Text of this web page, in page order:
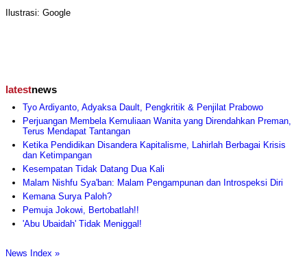
Ilustrasi: Google
latestnews
Tyo Ardiyanto, Adyaksa Dault, Pengkritik & Penjilat Prabowo
Perjuangan Membela Kemuliaan Wanita yang Direndahkan Preman,
Terus Mendapat Tantangan
Ketika Pendidikan Disandera Kapitalisme, Lahirlah Berbagai Krisis
dan Ketimpangan
Kesempatan Tidak Datang Dua Kali
Malam Nishfu Sya'ban: Malam Pengampunan dan Introspeksi Diri
Kemana Surya Paloh?
Pemuja Jokowi, Bertobatlah!!
'Abu Ubaidah' Tidak Meniggal!
News Index »